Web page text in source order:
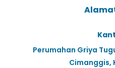
Perumahan Griya
Cimanggis,